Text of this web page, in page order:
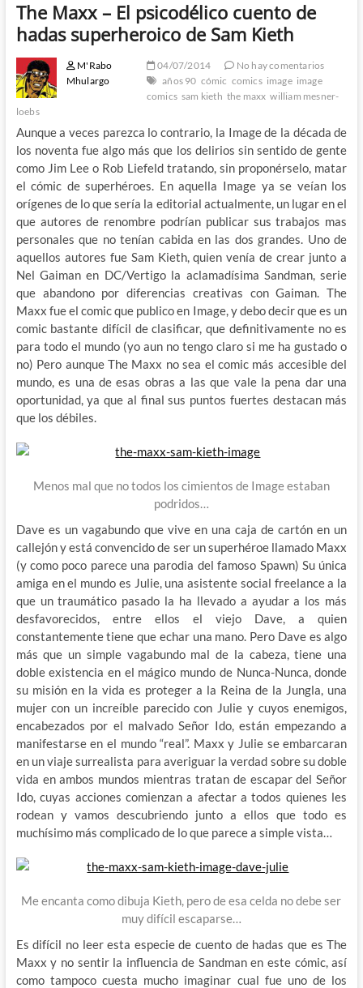
The Maxx – El psicodélico cuento de
hadas superheroico de Sam Kieth
M'Rabo
Mhulargo
04/07/2014
No hay comentarios
años 90 cómic comics image image
comics sam kieth the maxx william mesner-
loebs
Aunque a veces parezca lo contrario, la Image de la década de
los noventa fue algo más que los delirios sin sentido de gente
como Jim Lee o Rob Liefeld tratando, sin proponérselo, matar
el cómic de superhéroes. En aquella Image ya se veían los
orígenes de lo que sería la editorial actualmente, un lugar en el
que autores de renombre podrían publicar sus trabajos mas
personales que no tenían cabida en las dos grandes. Uno de
aquellos autores fue Sam Kieth, quien venía de crear junto a
Nel Gaiman en DC/Vertigo la aclamadísima Sandman, serie
que abandono por diferencias creativas con Gaiman. The
Maxx fue el comic que publico en Image, y debo decir que es un
comic bastante difícil de clasificar, que definitivamente no es
para todo el mundo (yo aun no tengo claro si me ha gustado o
no) Pero aunque The Maxx no sea el comic más accesible del
mundo, es una de esas obras a las que vale la pena dar una
oportunidad, ya que al final sus puntos fuertes destacan más
que los débiles.
Menos mal que no todos los cimientos de Image estaban
podridos…
Dave es un vagabundo que vive en una caja de cartón en un
callejón y está convencido de ser un superhéroe llamado Maxx
(y como poco parece una parodia del famoso Spawn) Su única
amiga en el mundo es Julie, una asistente social freelance a la
que un traumático pasado la ha llevado a ayudar a los más
desfavorecidos, entre ellos el viejo Dave, a quien
constantemente tiene que echar una mano. Pero Dave es algo
más que un simple vagabundo mal de la cabeza, tiene una
doble existencia en el mágico mundo de Nunca-Nunca, donde
su misión en la vida es proteger a la Reina de la Jungla, una
mujer con un increíble parecido con Julie y cuyos enemigos,
encabezados por el malvado Señor Ido, están empezando a
manifestarse en el mundo “real”. Maxx y Julie se embarcaran
en un viaje surrealista para averiguar la verdad sobre su doble
vida en ambos mundos mientras tratan de escapar del Señor
Ido, cuyas acciones comienzan a afectar a todos quienes les
rodean y vamos descubriendo junto a ellos que todo es
muchísimo más complicado de lo que parece a simple vista…
Me encanta como dibuja Kieth, pero de esa celda no debe ser
muy difícil escaparse…
Es difícil no leer esta especie de cuento de hadas que es The
Maxx y no sentir la influencia de Sandman en este cómic, así
como tampoco cuesta mucho imaginar cual fue uno de los